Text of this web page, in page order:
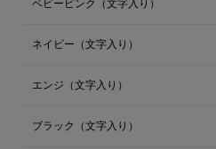
ベビーピンク（文字入り）
ネイビー（文字入り）
エンジ（文字入り）
ブラック（文字入り）